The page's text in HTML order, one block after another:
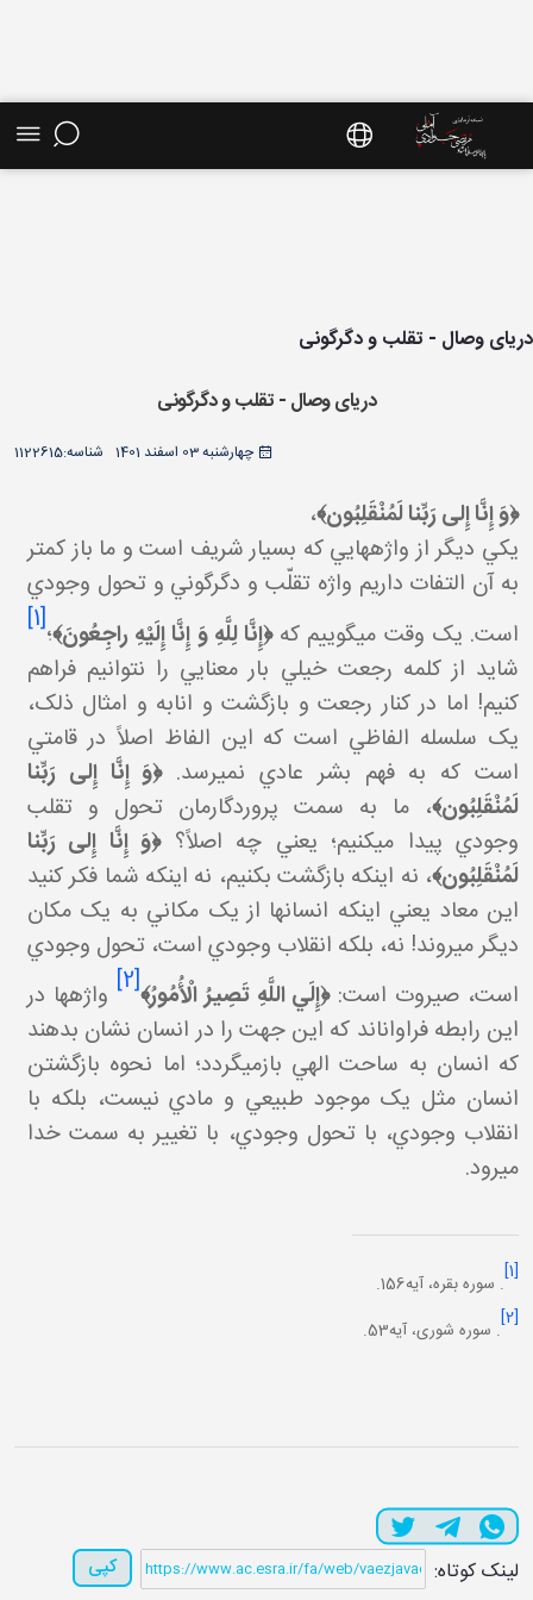
موضوعی - سایت استاد مرتضی جوادی آملی
وصال - تقلب و دگرگونی
دریای وصال - تقلب و دگرگونی
چهارشنبه 03 اسفند 1401 1122615شناسه:
وَ إِنَّا إِلى‏ رَبِّنا لَمُنْقَلِبُون‏﴾،
يکي ديگر از واژههايي که بسيار شريف است و ما باز کمتر
به آن التفات داريم واژه تقلّب و دگرگوني و تحول وجودي
است. يک وقت ميگوييم که﴿ إِنَّا لِلَّهِ وَ إِنَّا إِلَيْهِ راجِعُونَ‏﴾؛[1]
شايد از کلمه رجعت خيلي بار معنايي را نتوانيم فراهم
کنيم! اما در کنار رجعت و بازگشت و انابه و امثال ذلک،
يک سلسله الفاظي است که اين الفاظ اصلاً در قامتي
است که به فهم بشر عادي نميرسد. وَ إِنَّا إِلى‏ رَبِّنا
لَمُنْقَلِبُون‏﴾، ما به سمت پروردگارمان تحول و تقلب
وجودي پيدا ميکنيم؛ يعني چه اصلاً؟ وَ إِنَّا إِلى‏ رَبِّنا
لَمُنْقَلِبُون‏﴾، نه اينکه بازگشت بکنيم، نه اينکه شما فکر کنيد
اين معاد يعني اينکه انسانها از يک مکاني به يک مکان
ديگر ميروند! نه، بلکه انقلاب وجودي است، تحول وجودي
است، صيروت است:﴿ إِلَي اللَّهِ تَصِيرُ الْأُمُورُ﴾[2] واژهها در
اين رابطه فراواناند که اين جهت را در انسان نشان بدهند
که انسان به ساحت الهي بازميگردد؛ اما نحوه بازگشتن
انسان مثل يک موجود طبيعي و مادي نيست، بلکه با
انقلاب وجودي، با تحول وجودي، با تغيير به سمت خدا
ميرود.
. سوره بقره، آيه156.
. سوره شوری، آيه53.
لینک کوتاه: کپی